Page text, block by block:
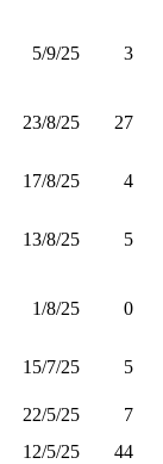
3
5/9/25
27
23/8/25
4
17/8/25
5
13/8/25
0
1/8/25
5
15/7/25
7
22/5/25
44
12/5/25